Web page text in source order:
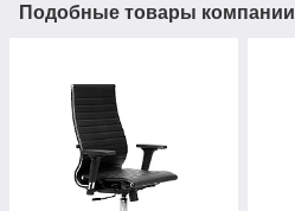
Подобные товары компании